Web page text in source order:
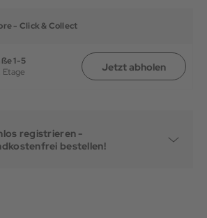
- Click & Collect
1-5
Etage Jetzt abholen
registrieren -
bestellen!